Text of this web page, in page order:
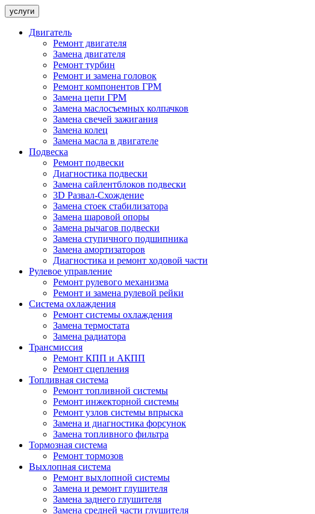
услуги
Двигатель
Ремонт двигателя
Замена двигателя
Ремонт турбин
Ремонт и замена головок
Ремонт компонентов ГРМ
Замена цепи ГРМ
Замена маслосъемных колпачков
Замена свечей зажигания
Замена колец
Замена масла в двигателе
Подвеска
Ремонт подвески
Диагностика подвески
Замена сайлентблоков подвески
3D Развал-Схождение
Замена стоек стабилизатора
Замена шаровой опоры
Замена рычагов подвески
Замена ступичного подшипника
Замена амортизаторов
Диагностика и ремонт ходовой части
Рулевое управление
Ремонт рулевого механизма
Ремонт и замена рулевой рейки
Система охлаждения
Ремонт системы охлаждения
Замена термостата
Замена радиатора
Трансмиссия
Ремонт КПП и АКПП
Ремонт сцепления
Топливная система
Ремонт топливной системы
Ремонт инжекторной системы
Ремонт узлов системы впрыска
Замена и диагностика форсунок
Замена топливного фильтра
Тормозная система
Ремонт тормозов
Выхлопная система
Ремонт выхлопной системы
Замена и ремонт глушителя
Замена заднего глушителя
Замена средней части глушителя